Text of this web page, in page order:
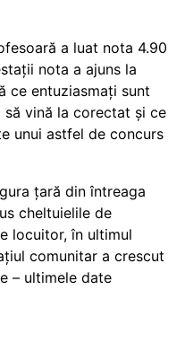
a luat nota 4.90
nota a ajuns la
ce entuziasmați sunt
vină la corectat și ce
unui astfel de concurs
țară din întreaga
cheltuielile de
locuitor, în ultimul
comunitar a crescut
– ultimele date